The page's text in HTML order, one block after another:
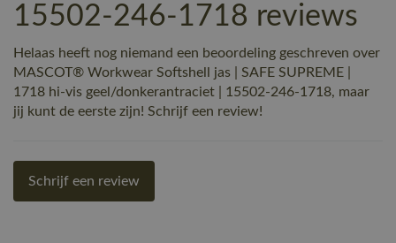
15502-246-1718 reviews
Helaas heeft nog niemand een beoordeling geschreven over
MASCOT® Workwear Softshell jas | SAFE SUPREME |
1718 hi-vis geel/donkerantraciet | 15502-246-1718, maar
jij kunt de eerste zijn! Schrijf een review!
Schrijf een review